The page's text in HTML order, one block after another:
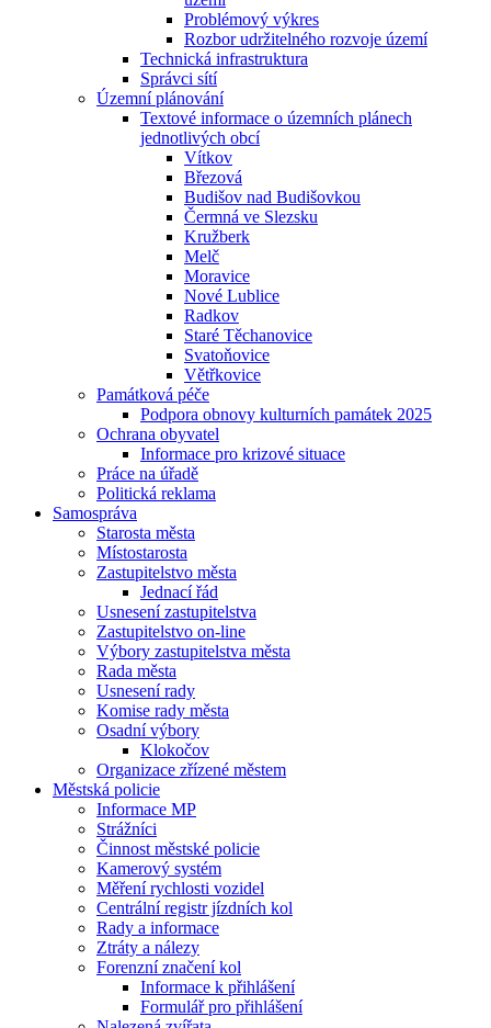
Problémový výkres
Rozbor udržitelného rozvoje území
Technická infrastruktura
Správci sítí
Územní plánování
Textové informace o územních plánech
jednotlivých obcí
Vítkov
Březová
Budišov nad Budišovkou
Čermná ve Slezsku
Kružberk
Melč
Moravice
Nové Lublice
Radkov
Staré Těchanovice
Svatoňovice
Větřkovice
Památková péče
Podpora obnovy kulturních památek 2025
Ochrana obyvatel
Informace pro krizové situace
Práce na úřadě
Politická reklama
Samospráva
Starosta města
Místostarosta
Zastupitelstvo města
Jednací řád
Usnesení zastupitelstva
Zastupitelstvo on-line
Výbory zastupitelstva města
Rada města
Usnesení rady
Komise rady města
Osadní výbory
Klokočov
Organizace zřízené městem
Městská policie
Informace MP
Strážníci
Činnost městské policie
Kamerový systém
Měření rychlosti vozidel
Centrální registr jízdních kol
Rady a informace
Ztráty a nálezy
Forenzní značení kol
Informace k přihlášení
Formulář pro přihlášení